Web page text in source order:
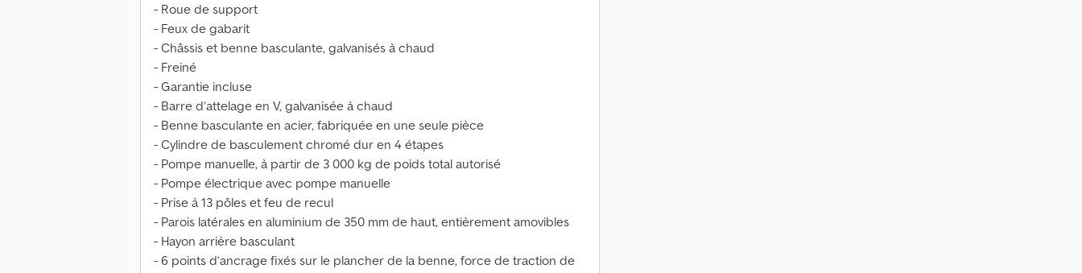
- Roue de support
- Feux de gabarit
- Châssis et benne basculante, galvanisés à chaud
- Freiné
- Garantie incluse
- Barre d’attelage en V, galvanisée à chaud
- Benne basculante en acier, fabriquée en une seule pièce
- Cylindre de basculement chromé dur en 4 étapes
- Pompe manuelle, à partir de 3 000 kg de poids total autorisé
- Pompe électrique avec pompe manuelle
- Prise à 13 pôles et feu de recul
- Parois latérales en aluminium de 350 mm de haut, entièrement amovibles
- Hayon arrière basculant
- 6 points d’ancrage fixés sur le plancher de la benne, force de traction de